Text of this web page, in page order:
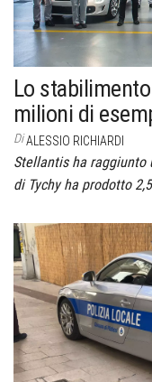
Lo
milioni di
DiALESSIO RICHIARDI
Stellantis ha raggiunto
di Tychy ha prodotto